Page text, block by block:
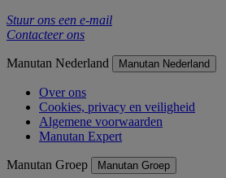
Stuur ons een e-mail
Contacteer ons
Manutan Nederland Manutan Nederland
Over ons
Cookies, privacy en veiligheid
Algemene voorwaarden
Manutan Expert
Manutan Groep Manutan Groep